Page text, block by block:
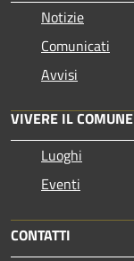
Notizie
Comunicati
Avvisi
VIVERE IL COMUNE
Luoghi
Eventi
CONTATTI